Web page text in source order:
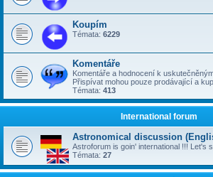
Koupím
Témata: 6229
Komentáře
Komentáře a hodnocení k
Přispívat mohou pouze prodávající a
Témata: 413
International forum
Astronomical discussion
Astroforum is goin' international !!! Let's
Témata: 27